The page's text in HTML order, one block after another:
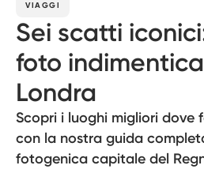
VIAGGI
Sei scatti
foto
Londra
Scopri i luoghi migliori dove
con la nostra guida
fotogenica capitale del